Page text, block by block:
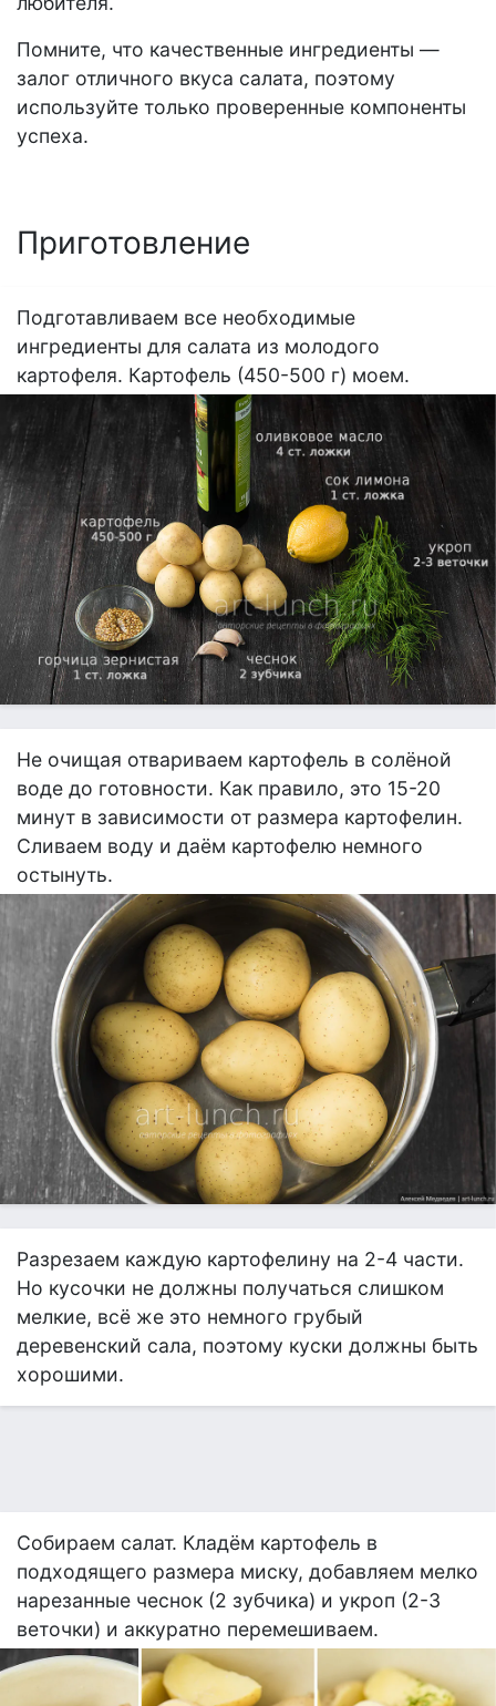
Помните, что качественные ингредиенты —
залог отличного вкуса салата, поэтому
используйте только проверенные компоненты
успеха.
Приготовление
Подготавливаем все необходимые
ингредиенты для салата из молодого
картофеля. Картофель (450-500 г) моем.
Не очищая отвариваем картофель в солёной
воде до готовности. Как правило, это 15-20
минут в зависимости от размера картофелин.
Сливаем воду и даём картофелю немного
остынуть.
Разрезаем каждую картофелину на 2-4 части.
Но кусочки не должны получаться слишком
мелкие, всё же это немного грубый
деревенский сала, поэтому куски должны быть
хорошими.
Собираем салат. Кладём картофель в
подходящего размера миску, добавляем мелко
нарезанные чеснок (2 зубчика) и укроп (2-3
веточки) и аккуратно перемешиваем.